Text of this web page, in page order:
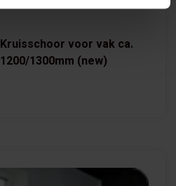
Kruisschoor voor vak ca.
1200/1300mm (new)